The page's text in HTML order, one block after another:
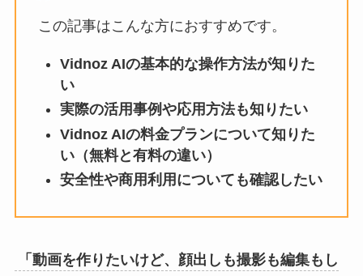
この記事はこんな方におすすめです。
Vidnoz AIの基本的な操作方法が知りた
い
実際の活用事例や応用方法も知りたい
Vidnoz AIの料金プランについて知りた
い（無料と有料の違い）
安全性や商用利用についても確認したい
「動画を作りたいけど、顔出しも撮影も編集もし